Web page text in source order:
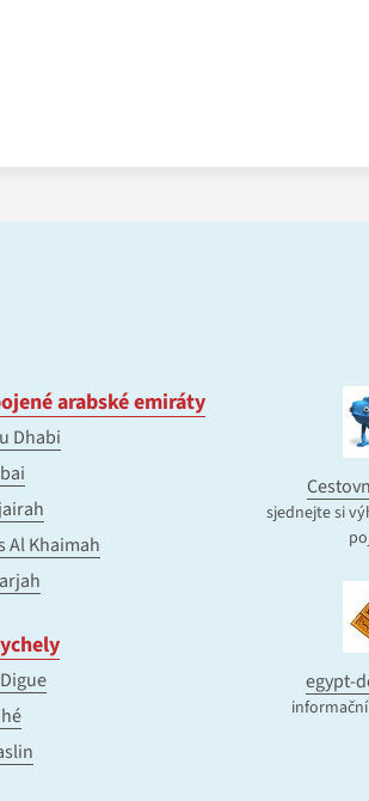
arabské emiráty
Dhabi
Al Khaimah
sjednejte si
egypt-